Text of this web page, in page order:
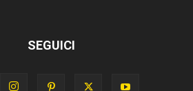
SEGUICI